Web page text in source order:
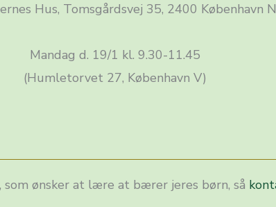
Hus, Tomsgårdsvej 35, 2400 København
Mandag d. 19/1 kl. 9.30-11.45
(Humletorvet 27, København V)
ønsker at lære at bærer jeres børn, så